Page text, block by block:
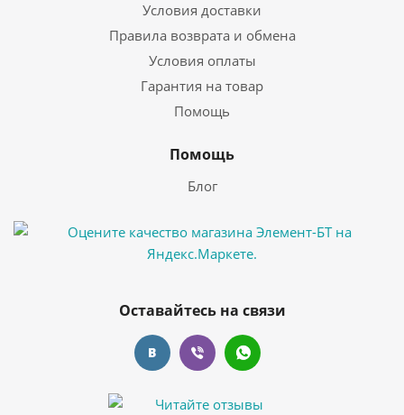
Условия доставки
Правила возврата и обмена
Условия оплаты
Гарантия на товар
Помощь
Помощь
Блог
Оставайтесь на связи